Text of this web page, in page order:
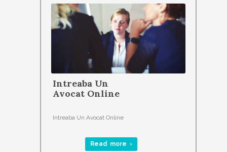
Intreaba Un
Avocat Online
Intreaba Un Avocat Online
Read more ›